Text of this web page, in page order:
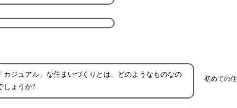
初めての
「カジュアル」な住まいづくりとは、どのようなものなの
しょうか?